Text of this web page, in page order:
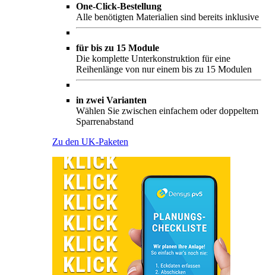
One-Click-Bestellung
Alle benötigten Materialien sind bereits inklusive
für bis zu 15 Module
Die komplette Unterkonstruktion für eine
Reihenlänge von nur einem bis zu 15 Modulen
in zwei Varianten
Wählen Sie zwischen einfachem oder doppeltem
Sparrenabstand
Zu den UK-Paketen